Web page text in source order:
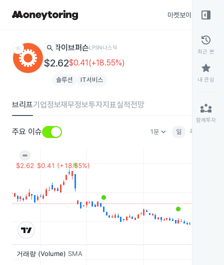
마켓보이스
star search 라이브퍼슨LPSN나스닥
$2.62$0.41(+18.55%)
솔루션 IT서비스
브리프기업정보재무정보투자지표실적전망
주요 이슈 1분keyboard_arrow_down 일 주
right_panel_open
history
최근 본
star
내 관심
partner_exchange
함께투자